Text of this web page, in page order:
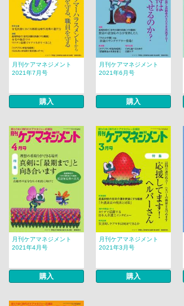
月刊ケアマネジメント
2021年7月号
購入
月刊ケアマネジメント
2021年6月号
購入
月刊ケアマネジメント
2021年4月号
購入
月刊ケアマネジメント
2021年3月号
購入